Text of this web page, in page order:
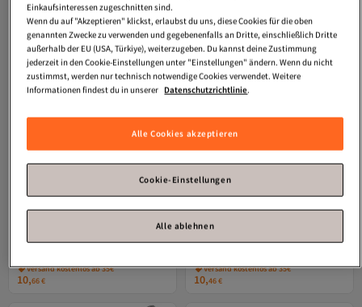
Versand kostenlos ab 35€
10,66€
Versand kostenlos ab 35€
10,46€
Einkaufsinteressen zugeschnitten sind.
Wenn du auf "Akzeptieren" klickst, erlaubst du uns, diese Cookies für die oben
genannten Zwecke zu verwenden und gegebenenfalls an Dritte, einschließlich Dritte
außerhalb der EU (USA, Türkiye), weiterzugeben. Du kannst deine Zustimmung
jederzeit in den Cookie-Einstellungen unter "Einstellungen" ändern. Wenn du nicht
zustimmst, werden nur technisch notwendige Cookies verwendet. Weitere
Informationen findest du in unserer Datenschutzrichtlinie.
Alle Cookies akzeptieren
Cookie-Einstellungen
Alle ablehnen